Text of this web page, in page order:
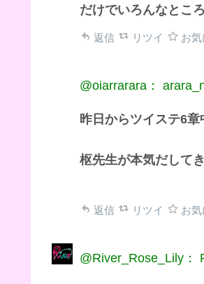
だけでいろんなとこ
返信 リツイ お気
@oiarrarara：
昨日からツイステ6
枢先生が本気だして
返信 リツイ お気
@River_Rose_Lily：